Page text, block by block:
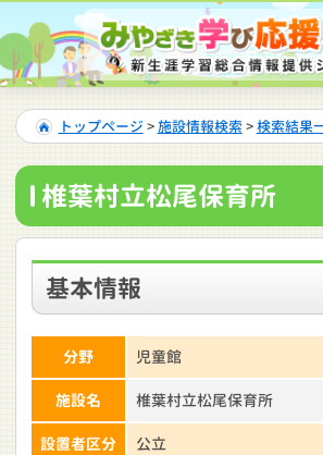
トップページ >施設情報検索 >検索結果
椎葉村立松尾保育所
基本情報
分野 児童館
施設名 椎葉村立松尾保育所
設置者区分 公立